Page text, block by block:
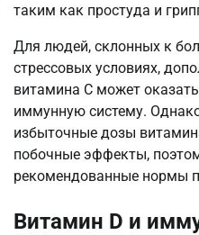
таким как простуда и
Для людей, склонных к
стрессовых условиях,
витамина C может
иммунную систему.
избыточные дозы
побочные эффекты,
рекомендованные нормы
Витамин D и